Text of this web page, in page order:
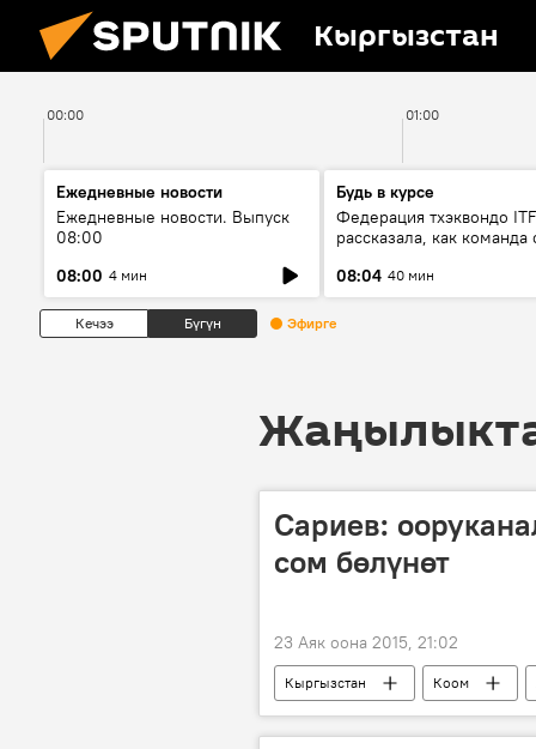
Кыргызстан
00:00 01:00
Ежедневные новости
Ежедневные новости. Выпуск
08:00
08:00 4 мин
Будь в курсе
Федерация тхэквондо ITF
рассказала, как команда
08:04 40 мин
Кечээ Бүгүн Эфирге
Сариев:
сом бөлүнөт
23 Аяк оона 2015, 21:02
Кыргызстан Коом
оорукана
каражат